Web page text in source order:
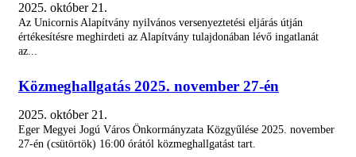
TAKARÉKOSKODÁS ÉS HŰSÖLÉS HŐSÉG...
A következő napokban ismét extrém...
Augusztusban változik a Jogi, Szervezési...
I. fokú vízkorlátozás Eger...
Eger Megyei Jogú Város Polgármestere, a...
2025. október 21.
Az Unicornis Alapítvány nyilvános versenyeztetési eljárás útján
értékesítésre meghirdeti az Alapítvány tulajdonában lévő ingatlanát
az...
Közmeghallgatás 2025. november 27-én
2025. október 21.
Eger Megyei Jogú Város Önkormányzata Közgyűlése 2025. november
27-én (csütörtök) 16:00 órától közmeghallgatást tart.